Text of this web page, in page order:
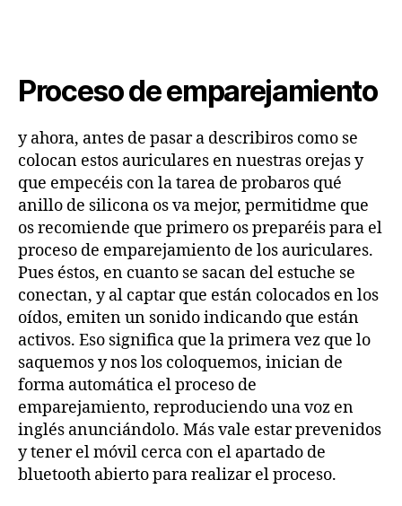
Proceso de emparejamiento
y ahora, antes de pasar a describiros como se
colocan estos auriculares en nuestras orejas y
que empecéis con la tarea de probaros qué
anillo de silicona os va mejor, permitidme que
os recomiende que primero os preparéis para el
proceso de emparejamiento de los auriculares.
Pues éstos, en cuanto se sacan del estuche se
conectan, y al captar que están colocados en los
oídos, emiten un sonido indicando que están
activos. Eso significa que la primera vez que lo
saquemos y nos los coloquemos, inician de
forma automática el proceso de
emparejamiento, reproduciendo una voz en
inglés anunciándolo. Más vale estar prevenidos
y tener el móvil cerca con el apartado de
bluetooth abierto para realizar el proceso.